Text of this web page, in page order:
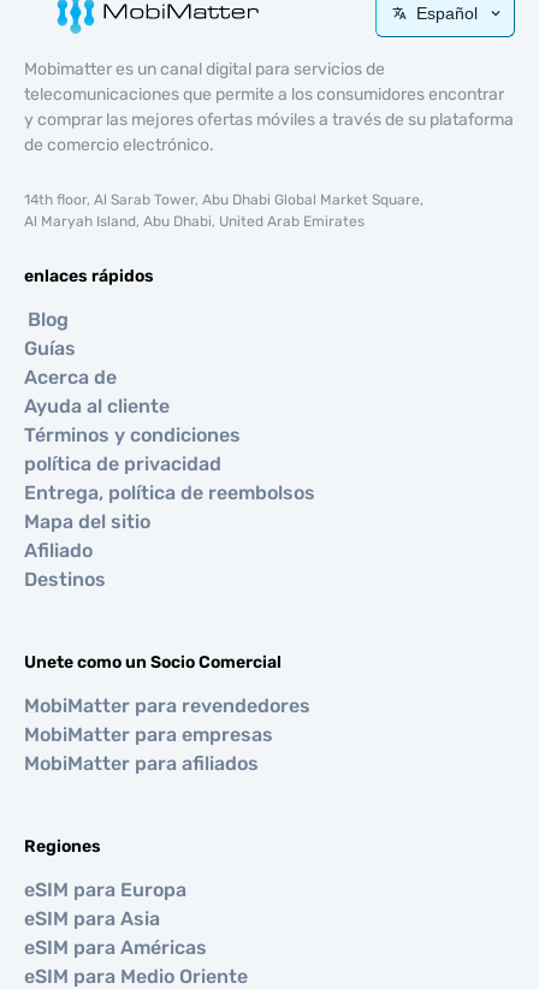
Español
Mobimatter es un canal digital para servicios de
telecomunicaciones que permite a los consumidores encontrar
y comprar las mejores ofertas móviles a través de su plataforma
de comercio electrónico.
14th floor, Al Sarab Tower, Abu Dhabi Global Market Square,
Al Maryah Island, Abu Dhabi, United Arab Emirates
enlaces rápidos
Blog
Guías
Acerca de
Ayuda al cliente
Términos y condiciones
política de privacidad
Entrega, política de reembolsos
Mapa del sitio
Afiliado
Destinos
Unete como un Socio Comercial
MobiMatter para revendedores
MobiMatter para empresas
MobiMatter para afiliados
Regiones
eSIM para Europa
eSIM para Asia
eSIM para Américas
eSIM para Medio Oriente